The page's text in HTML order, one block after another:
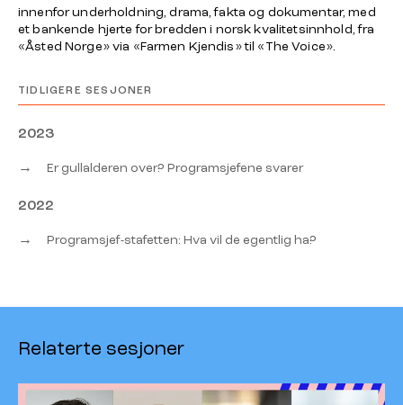
innenfor underholdning, drama, fakta og dokumentar, med
et bankende hjerte for bredden i norsk kvalitetsinnhold, fra
«Åsted Norge» via «Farmen Kjendis» til «The Voice».
TIDLIGERE SESJONER
2023
→ Er gullalderen over? Programsjefene svarer
2022
→ Programsjef-stafetten: Hva vil de egentlig ha?
Relaterte sesjoner